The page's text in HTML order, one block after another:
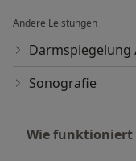
H2-Atemtest:
eine Fruktose-
Laktoseintoleranz
auf eine Infektion
Andere Leistungen
Darmspiegelung
Sonografie
Wie funktioniert